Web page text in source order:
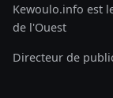
Kewoulo.info est
de l'Ouest
Directeur de